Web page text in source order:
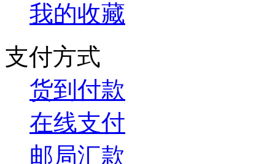
我的收藏
支付方式
货到付款
在线支付
邮局汇款